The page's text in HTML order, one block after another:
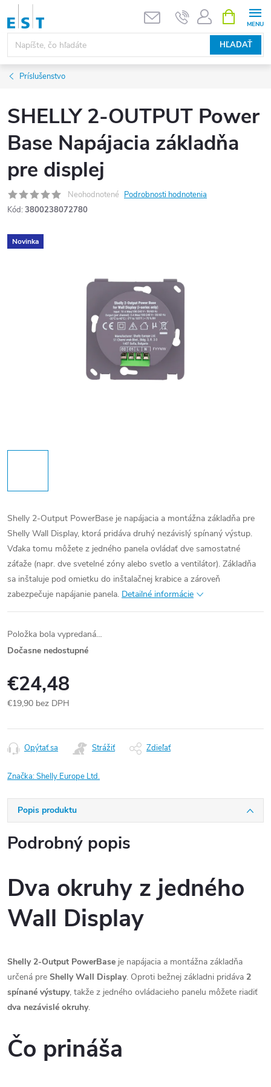
Prejsť
obsah
HĽADAŤ
KOŠÍK
Príslušenstvo
SHELLY 2-OUTPUT Power
Base Napájacia základňa
pre displej
Neohodnotené Podrobnosti hodnotenia
Kód: 3800238072780
Novinka
Shelly 2-Output PowerBase je napájacia a montážna základňa pre
Shelly Wall Display, ktorá pridáva druhý nezávislý spínaný výstup.
Vďaka tomu môžete z jedného panela ovládať dve samostatné
záťaže (napr. dve svetelné zóny alebo svetlo a ventilátor). Základňa
sa inštaluje pod omietku do inštalačnej krabice a zároveň
zabezpečuje napájanie panela. Detailné informácie
Položka bola vypredaná…
Dočasne nedostupné
€24,48
€19,90 bez DPH
cena:
Opýtať sa Strážiť Zdieľať
Značka:Shelly Europe Ltd.
Popis produktu
Podrobný popis
Dva okruhy z jedného
Wall Display
Shelly 2-Output PowerBase je napájacia a montážna základňa
určená pre Shelly Wall Display. Oproti bežnej základni pridáva 2
spínané výstupy, takže z jedného ovládacieho panelu môžete riadiť
dva nezávislé okruhy.
Čo prináša